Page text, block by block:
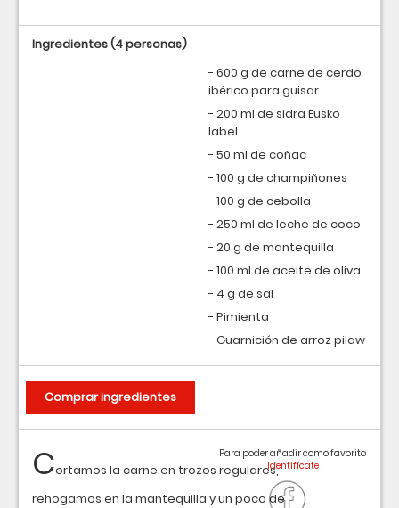
Cortamos la carne en trozos regulares,
rehogamos en la mantequilla y un poco de
Para poder añadir como favorito
Ingredientes(4 personas)
- 600 g de carne de cerdo
ibérico para guisar
- 200 ml de sidra Eusko
label
- 50 ml de coñac
- 100 g de champiñones
- 100 g de cebolla
- 250 ml de leche de coco
- 20 g de mantequilla
- 100 ml de aceite de oliva
- 4 g de sal
- Pimienta
- Guarnición de arroz pilaw
Comprar ingredientes